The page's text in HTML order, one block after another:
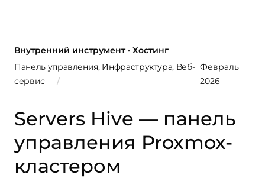
Внутренний инструмент · Хостинг
Панель управления, Инфраструктура, Веб-
сервис
Февраль
2026
Servers Hive — панель
управления Proxmox-
кластером